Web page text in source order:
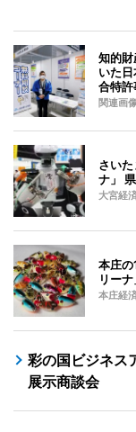
知的
いた
合特許
関連画像
さい
ナ」
大宮経
本庄
リー
本庄経
彩の国ビジネス
展示商談会